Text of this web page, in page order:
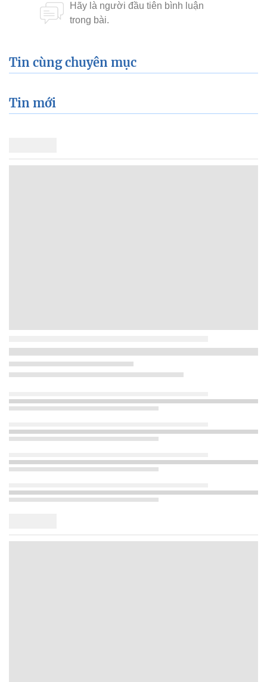
Tin cùng chuyên mục
Tin mới